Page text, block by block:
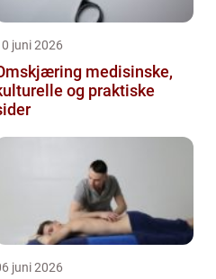
juni 2026
medisinske,
og praktiske
juni 2026